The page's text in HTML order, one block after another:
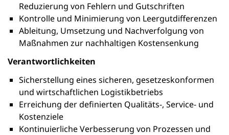
Reduzierung von Fehlern und Gutschriften
Kontrolle und Minimierung von Leergutdifferenzen
Ableitung, Umsetzung und Nachverfolgung von
Maßnahmen zur nachhaltigen Kostensenkung
Verantwortlichkeiten
Sicherstellung eines sicheren, gesetzeskonformen
und wirtschaftlichen Logistikbetriebs
Erreichung der definierten Qualitäts-, Service- und
Kostenziele
Kontinuierliche Verbesserung von Prozessen und